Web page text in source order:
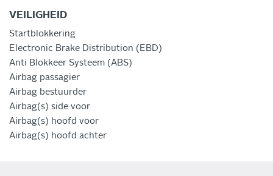
VEILIGHEID
Startblokkering
Electronic Brake Distribution (EBD)
Anti Blokkeer Systeem (ABS)
Airbag passagier
Airbag bestuurder
Airbag(s) side voor
Airbag(s) hoofd voor
Airbag(s) hoofd achter